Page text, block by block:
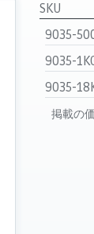
SKU
9035-
9035-
9035-
掲載の